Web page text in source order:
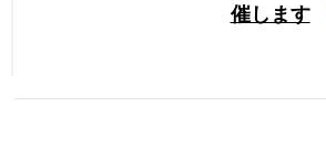
催します